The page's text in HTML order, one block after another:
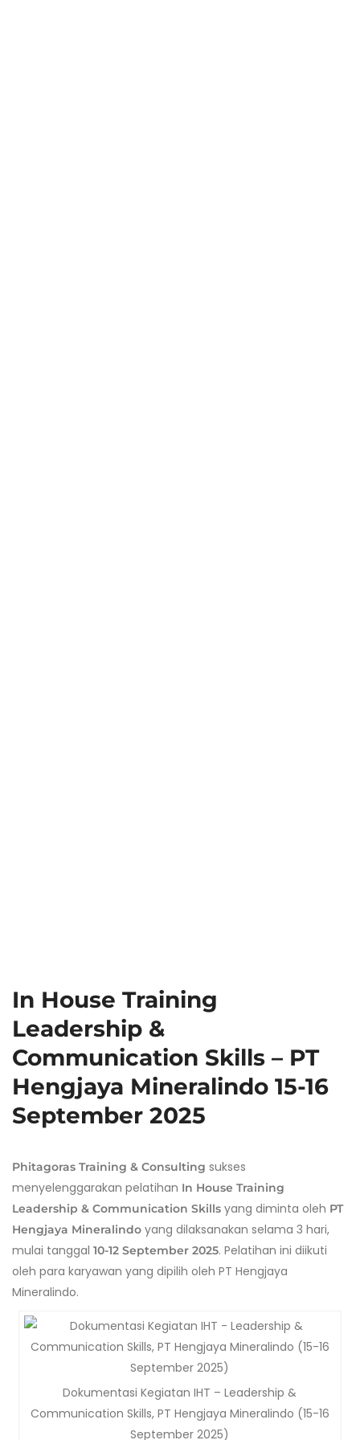
In House Training
Leadership &
Communication Skills – PT
Hengjaya Mineralindo 15-16
September 2025
Phitagoras Training & Consulting sukses
menyelenggarakan pelatihan In House Training
Leadership & Communication Skills yang diminta oleh PT
Hengjaya Mineralindo yang dilaksanakan selama 3 hari,
mulai tanggal 10-12 September 2025. Pelatihan ini diikuti
oleh para karyawan yang dipilih oleh PT Hengjaya
Mineralindo.
Dokumentasi Kegiatan IHT – Leadership &
Communication Skills, PT Hengjaya Mineralindo (15-16
September 2025)